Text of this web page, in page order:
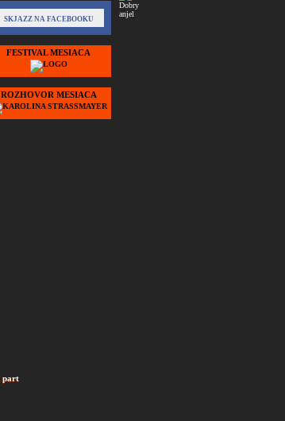
SKJAZZ NA FACEBOOKU
FESTIVAL MESIACA
ROZHOVOR MESIACA